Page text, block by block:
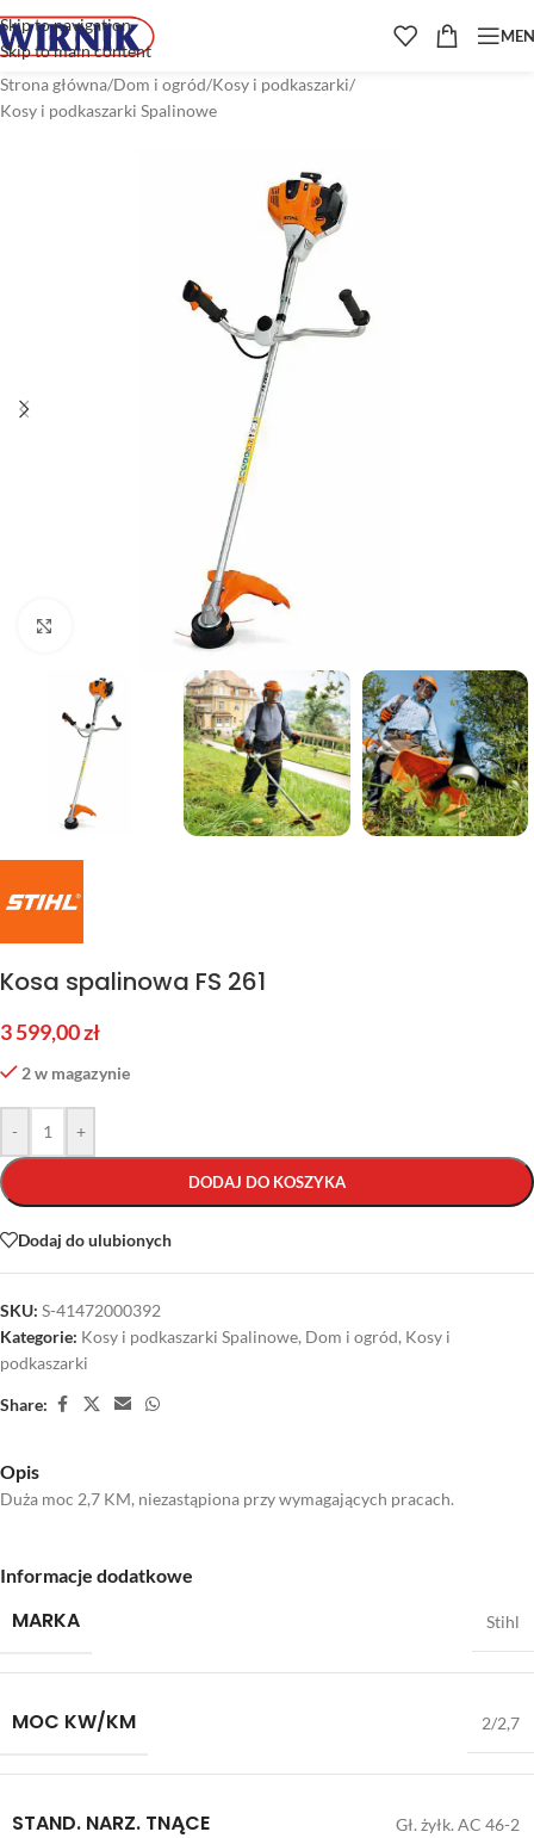
Skip to navigation
Skip to main content
Strona główna/Dom i ogród/Kosy i podkaszarki/
Kosy i podkaszarki Spalinowe
Kliknij aby powiększyć
Kosa spalinowa FS 261
3 599,00zł
2 w magazynie
- +
DODAJ DO KOSZYKA
Dodaj do ulubionych
SKU: S-41472000392
Kategorie: Kosy i podkaszarki Spalinowe, Dom i ogród, Kosy i
podkaszarki
Share:
Opis
Duża moc 2,7 KM, niezastąpiona przy wymagających pracach.
Informacje dodatkowe
MARKA Stihl
MOC KW/KM 2/2,7
STAND. NARZ. TNĄCE Gł. żyłk. AC 46-2